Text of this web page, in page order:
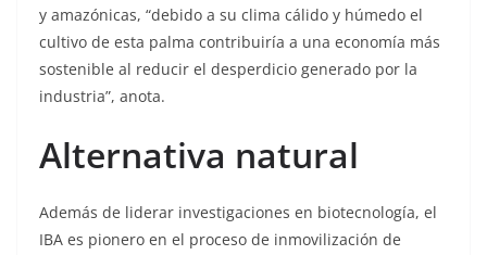
y amazónicas, “debido a su clima cálido y húmedo el
cultivo de esta palma contribuiría a una economía más
sostenible al reducir el desperdicio generado por la
industria”, anota.
Alternativa natural
Además de liderar investigaciones en biotecnología, el
IBA es pionero en el proceso de inmovilización de